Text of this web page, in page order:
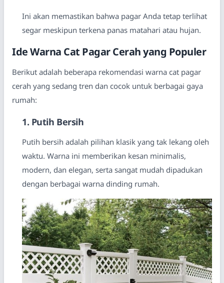
Ini akan memastikan bahwa pagar Anda tetap terlihat
segar meskipun terkena panas matahari atau hujan.
Ide Warna Cat Pagar Cerah yang Populer
Berikut adalah beberapa rekomendasi warna cat pagar
cerah yang sedang tren dan cocok untuk berbagai gaya
rumah:
1. Putih Bersih
Putih bersih adalah pilihan klasik yang tak lekang oleh
waktu. Warna ini memberikan kesan minimalis,
modern, dan elegan, serta sangat mudah dipadukan
dengan berbagai warna dinding rumah.